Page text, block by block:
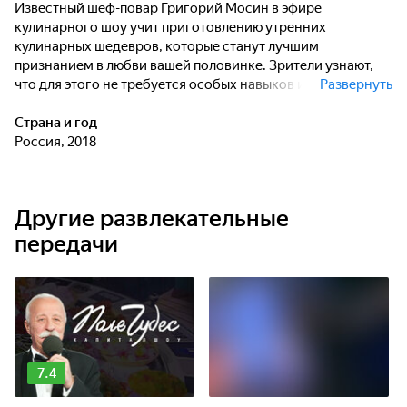
Лимонад из клюквы: сок лайма, лед, минеральная вода,
клюква, свежая мята, сироп бузины, сироп агавы или
кленовый сироп
Известный шеф-повар Григорий Мосин в эфире
кулинарного шоу учит приготовлению утренних
кулинарных шедевров, которые станут лучшим
признанием в любви вашей половинке. Зрители узнают,
что для этого не требуется особых навыков и мастерства
множество необычных идей для полезных и питательных
блюд, ведь завтрак – не просто важная часть дневного
Развернуть
Страна и год
Россия, 2018
Другие развлекательные
передачи
7.4